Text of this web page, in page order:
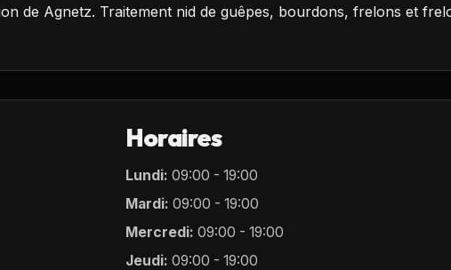
de Agnetz. Traitement nid de guêpes, bourdons, frelons et
Horaires
Lundi: 09:00 - 19:00
Mardi: 09:00 - 19:00
Mercredi: 09:00 - 19:00
Jeudi: 09:00 - 19:00